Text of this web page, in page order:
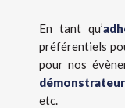
En tant qu’
préférentiels
pour nos
etc.